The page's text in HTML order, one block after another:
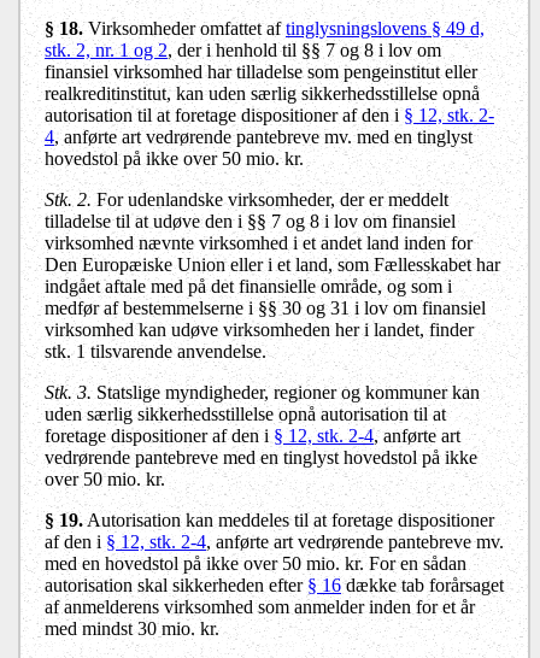
§ 18.Virksomheder omfattet aftinglysningslovens § 49 d,
stk. 2, nr. 1 og 2, der i henhold til §§ 7 og 8 i lov om
finansiel virksomhed har tilladelse som pengeinstitut eller
realkreditinstitut, kan uden særlig sikkerhedsstillelse opnå
autorisation til at foretage dispositioner af den i § 12, stk. 2-
4, anførte art vedrørende pantebreve mv. med en tinglyst
hovedstol på ikke over 50 mio. kr.
Stk. 2. For udenlandske virksomheder, der er meddelt
tilladelse til at udøve den i §§ 7 og 8 i lov om finansiel
virksomhed nævnte virksomhed i et andet land inden for
Den Europæiske Union eller i et land, som Fællesskabet har
indgået aftale med på det finansielle område, og som i
medfør af bestemmelserne i §§ 30 og 31 i lov om finansiel
virksomhed kan udøve virksomheden her i landet, finder
stk. 1 tilsvarende anvendelse.
Stk. 3.Statslige myndigheder, regioner og kommuner kan
uden særlig sikkerhedsstillelse opnå autorisation til at
foretage dispositioner af den i § 12, stk. 2-4, anførte art
vedrørende pantebreve med en tinglyst hovedstol på ikke
over 50 mio. kr.
§ 19.Autorisation kan meddeles til at foretage dispositioner
af den i § 12, stk. 2-4, anførte art vedrørende pantebreve mv.
med en hovedstol på ikke over 50 mio. kr. For en sådan
autorisation skal sikkerheden efter § 16dække tab forårsaget
af anmelderens virksomhed som anmelder inden for et år
med mindst 30 mio. kr.